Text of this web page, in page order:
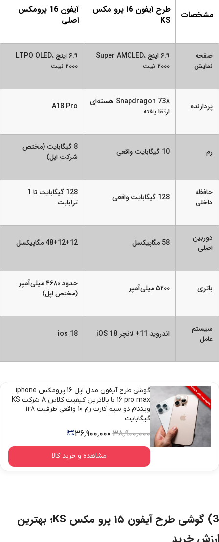
مشخصات
طرح آیفون ۱6 پرو مکس
KS
آیفون 16 پرومکس
اصلی
صفحه
نمایش
۶.۹ اینچ Super AMOLED،
۲۰۰۰ نیت
۶.۹ اینچ LTPO OLED،
۲۰۰۰ نیت
پردازنده
Snapdragon 73۸ هسته‌ای
ارتقا یافته
A18 Pro
رم 10 گیگابایت واقعی
8 گیگابایت (مختص
شرکت اپل)
حافظه
داخلی
128 گیگابایت واقعی
128 گیگابایت تا 1
ترابایت
دوربین
اصلی
58 مگاپیکسل 48+12+12 مگاپیکسل
باتری ۵۲۰۰ میلی‌آمپر
حدود ۴۶۸۰ میلی‌آمپر
(مختص اپل)
سیستم
عامل
اندروید 11+ لانچر iOS 18 ios 18
گوشی طرح آیفون مدل اپل 16 پرومکس iphone
16 pro max با بالاترین کیفیت کلاس A شرکت KS
ویتنام دو سیم کارت رم 10 واقعی ظرفیت 128
گیگابایت
۳۸,۹۰۰,۰۰۰ ۳۶,۹۰۰,۰۰۰
مشاهده و خرید کالا
3) گوشی طرح آیفون ۱۵ پرو مکس KS؛ بهترین
ارزش خرید